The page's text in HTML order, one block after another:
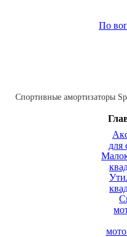
По
Спортивные амортизаторы
для